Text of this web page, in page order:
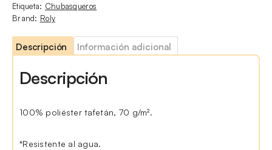
Etiqueta: Chubasqueros
Brand: Roly
Descripción Información adicional
Descripción
100% poliéster tafetán, 70 g/m².
*Resistente al agua.